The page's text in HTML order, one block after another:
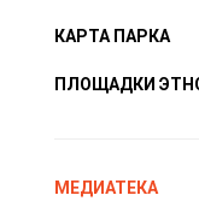
КАРТА ПАРКА
ПЛОЩАДКИ
МЕДИАТЕКА